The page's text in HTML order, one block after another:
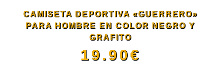
se
pueden
elegir
CAMISETA DEPORTIVA «GUERRERO»
PARA HOMBRE EN COLOR NEGRO Y
GRAFITO
19.90€